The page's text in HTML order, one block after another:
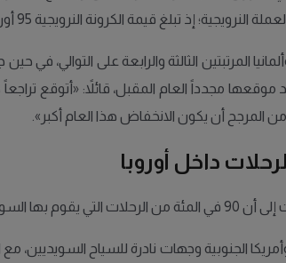
النرويجية؛ إذ تبلغ قيمة الكرونة النرويجية 95 أوره».
المرتبتين الثالثة والرابعة على التوالي،
مجدداً العام المقبل، قائلاً: «أتوقع
المرجح أن يكون الانخفاض هذا العام أكبر».
فتتوجه ثلثها تقريباً إلى الولايات المتحدة وتايلاند.
الجنوبية وجهات نادرة للسياح السويديين،